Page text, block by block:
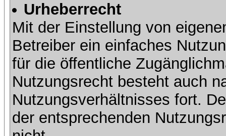
Urheberrecht
Mit der Einstellung von
Betreiber ein einfaches
für die öffentliche
Nutzungsrecht besteht auch
Nutzungsverhältnisses fort.
der entsprechenden